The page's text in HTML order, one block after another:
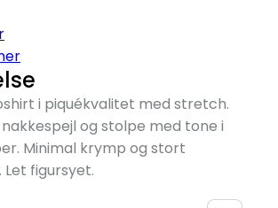
i piquékvalitet med stretch.
og stolpe med tone i
Minimal krymp og stort
figursyet.